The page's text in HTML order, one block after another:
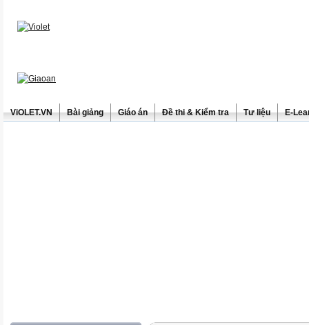
ViOLET.VN Bài giảng Giáo án Đề thi & Kiểm tra Tư liệu E-